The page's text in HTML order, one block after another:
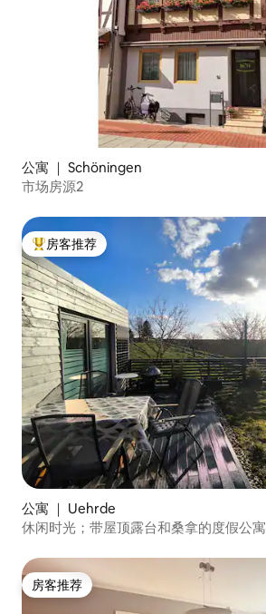
公寓 ｜ Schöningen
市场房源2
热门「房客推荐」
房客推荐
公寓 ｜ Uehrde
休闲时光；带屋顶露台和桑拿的度假公寓
房客推荐
房客推荐